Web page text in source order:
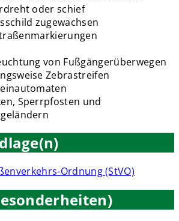
oder schief
zugewachsen
von Fußgängerüberwegen
Zebrastreifen
Sperrpfosten und
Ordnung (StVO)